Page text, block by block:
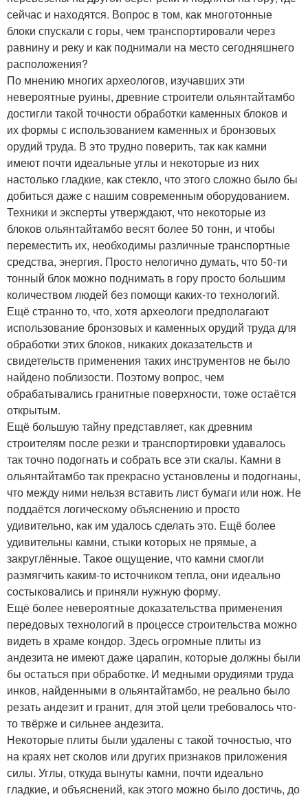
сейчас и находятся. Вопрос в том, как многотонные
блоки спускали с горы, чем транспортировали через
равнину и реку и как поднимали на место сегодняшнего
расположения?
По мнению многих археологов, изучавших эти
невероятные руины, древние строители ольянтайтамбо
достигли такой точности обработки каменных блоков и
их формы с использованием каменных и бронзовых
орудий труда. В это трудно поверить, так как камни
имеют почти идеальные углы и некоторые из них
настолько гладкие, как стекло, что этого сложно было бы
добиться даже с нашим современным оборудованием.
Техники и эксперты утверждают, что некоторые из
блоков ольянтайтамбо весят более 50 тонн, и чтобы
переместить их, необходимы различные транспортные
средства, энергия. Просто нелогично думать, что 50-ти
тонный блок можно поднимать в гору просто большим
количеством людей без помощи каких-то технологий.
Ещё странно то, что, хотя археологи предполагают
использование бронзовых и каменных орудий труда для
обработки этих блоков, никаких доказательств и
свидетельств применения таких инструментов не было
найдено поблизости. Поэтому вопрос, чем
обрабатывались гранитные поверхности, тоже остаётся
открытым.
Ещё большую тайну представляет, как древним
строителям после резки и транспортировки удавалось
так точно подогнать и собрать все эти скалы. Камни в
ольянтайтамбо так прекрасно установлены и подогнаны,
что между ними нельзя вставить лист бумаги или нож. Не
поддаётся логическому объяснению и просто
удивительно, как им удалось сделать это. Ещё более
удивительны камни, стыки которых не прямые, а
закруглённые. Такое ощущение, что камни смогли
размягчить каким-то источником тепла, они идеально
состыковались и приняли нужную форму.
Ещё более невероятные доказательства применения
передовых технологий в процессе строительства можно
видеть в храме кондор. Здесь огромные плиты из
андезита не имеют даже царапин, которые должны были
бы остаться при обработке. И медными орудиями труда
инков, найденными в ольянтайтамбо, не реально было
резать андезит и гранит, для этой цели требовалось что-
то твёрже и сильнее андезита.
Некоторые плиты были удалены с такой точностью, что
на краях нет сколов или других признаков приложения
силы. Углы, откуда вынуты камни, почти идеально
гладкие, и объяснений, как этого можно было достичь, до